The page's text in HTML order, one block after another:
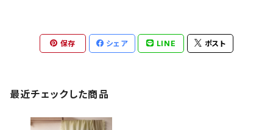
保存 シェア LINE ポスト
最近チェックした商品